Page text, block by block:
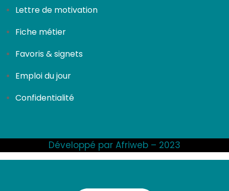
Lettre de motivation
Fiche métier
Favoris & signets
Emploi du jour
Confidentialité
Développé par Afriweb – 2023